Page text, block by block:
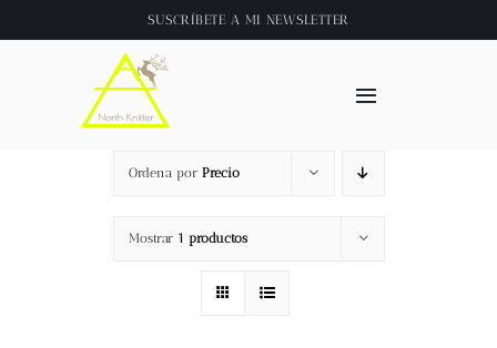
al
SUSCRÍBETE A MI NEWSLETTER
Toggle
Inicio
About
Tienda
Ordena por Precio
Mostrar 1 productos